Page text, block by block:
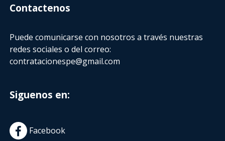
Contactenos
Puede comunicarse con nosotros a través nuestras
redes sociales o del correo:
contratacionespe@gmail.com
Siguenos en:
Facebook